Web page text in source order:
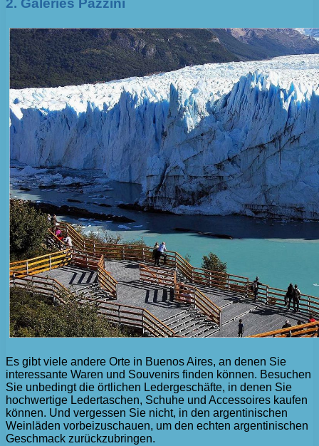
Es gibt viele andere Orte in Buenos Aires, an denen Sie
interessante Waren und Souvenirs finden können. Besuchen
Sie unbedingt die örtlichen Ledergeschäfte, in denen Sie
hochwertige Ledertaschen, Schuhe und Accessoires kaufen
können. Und vergessen Sie nicht, in den argentinischen
Weinläden vorbeizuschauen, um den echten argentinischen
Geschmack zurückzubringen.